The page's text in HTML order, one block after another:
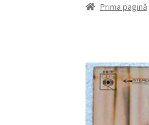
Prima pagină